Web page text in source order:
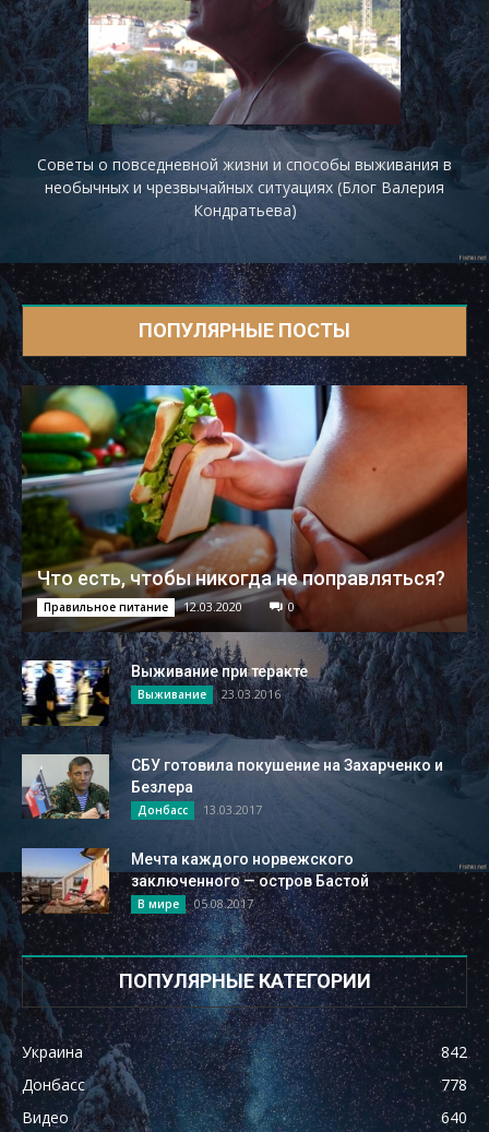
Советы о повседневной жизни и способы выживания в
необычных и чрезвычайных ситуациях (Блог Валерия
Кондратьева)
ПОПУЛЯРНЫЕ ПОСТЫ
Что есть, чтобы никогда не поправляться?
Правильное питание 12.03.2020 0
Выживание при теракте
Выживание 23.03.2016
СБУ готовила покушение на Захарченко и
Безлера
Донбасс 13.03.2017
Мечта каждого норвежского
заключенного — остров Бастой
В мире 05.08.2017
ПОПУЛЯРНЫЕ КАТЕГОРИИ
Украина
842
Донбасс
778
Видео
640